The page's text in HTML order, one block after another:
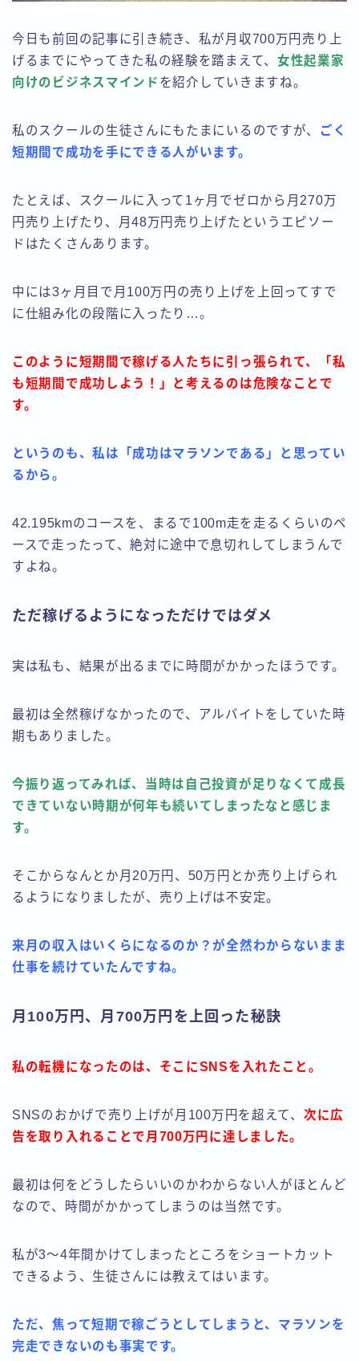
今日も前回の記事に引き続き、私が月収700万円売り上
げるまでにやってきた私の経験を踏まえて、 女性起業家
向けのビジネスマインド を紹介していきますね。
私のスクールの生徒さんにもたまにいるのですが、
ごく
短期間で成功を手にできる人がいます。
たとえば、スクールに入って1ヶ月でゼロから月270万
円売り上げたり、月48万円売り上げたというエピソー
ドはたくさんあります。
中には3ヶ月目で月100万円の売り上げを上回ってすで
に仕組み化の段階に入ったり…。
このように短期間で稼げる人たちに引っ張られて、「私
も短期間で成功しよう！」と考えるのは危険なことで
す。
というのも、私は「成功はマラソンである」と思ってい
るから。
42.195kmのコースを、まるで100m走を走るくらいのペ
ースで走ったって、絶対に途中で息切れしてしまうんで
すよね。
ただ稼げるようになっただけではダメ
実は私も、結果が出るまでに時間がかかったほうです。
最初は全然稼げなかったので、アルバイトをしていた時
期もありました。
今振り返ってみれば、当時は自己投資が足りなくて成長
できていない時期が何年も続いてしまったなと感じま
す。
そこからなんとか月20万円、50万円とか売り上げられ
るようになりましたが、売り上げは不安定。
来月の収入はいくらになるのか？が全然わからないまま
仕事を続けていたんですね。
月100万円、月700万円を上回った秘訣
私の転機になったのは、そこにSNSを入れたこと。
SNSのおかげで売り上げが月100万円を超えて、 次に広
告を取り入れることで月700万円に達しました。
最初は何をどうしたらいいのかわからない人がほとんど
なので、時間がかかってしまうのは当然です。
私が3〜4年間かけてしまったところをショートカット
できるよう、生徒さんには教えてはいます。
ただ、焦って短期で稼ごうとしてしまうと、マラソンを
完走できないのも事実です。